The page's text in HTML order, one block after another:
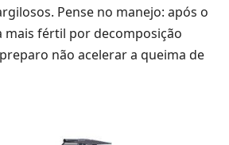
Pense no manejo: após o
mais fértil por decomposição
não acelerar a queima de